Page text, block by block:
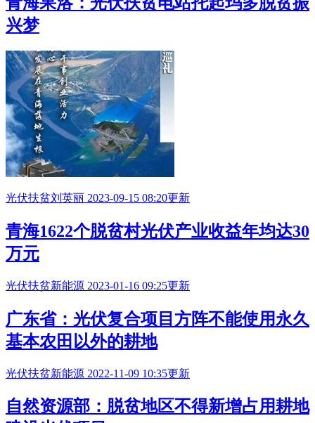
兴梦
光伏扶贫刘英丽 2023-09-15 08:20更新
青海1622个脱贫村光伏产业收益年均达30
万元
光伏扶贫新能源 2023-01-16 09:25更新
广东省：光伏复合项目方阵不能使用永久
基本农田以外的耕地
光伏扶贫新能源 2022-11-09 10:35更新
自然资源部：脱贫地区不得新增占用耕地